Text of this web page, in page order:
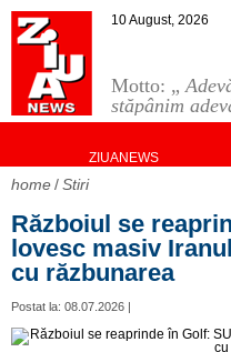
Motto: „
stăpânim
10 August, 2026
ZIUANEWS
home Stiri
Războiul se
lovesc masiv
cu răzbunarea
Postat la: 08.07.2026 |